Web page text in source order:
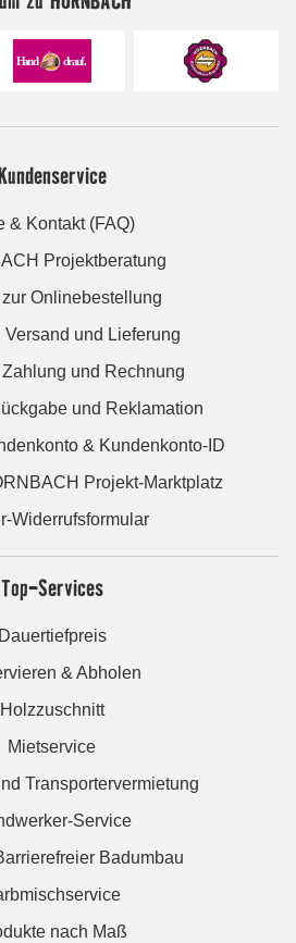
& Kontakt (FAQ)
Projektberatung
Onlinebestellung
Versand und Lieferung
und Rechnung
und Reklamation
& Kundenkonto-ID
Projekt-Marktplatz
Widerrufsformular
Top-Services
Dauertiefpreis
& Abholen
Holzzuschnitt
Mietservice
Transportervermietung
Service
Badumbau
nach Maß